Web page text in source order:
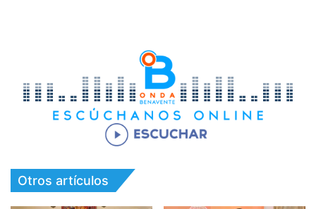
Otros artículos